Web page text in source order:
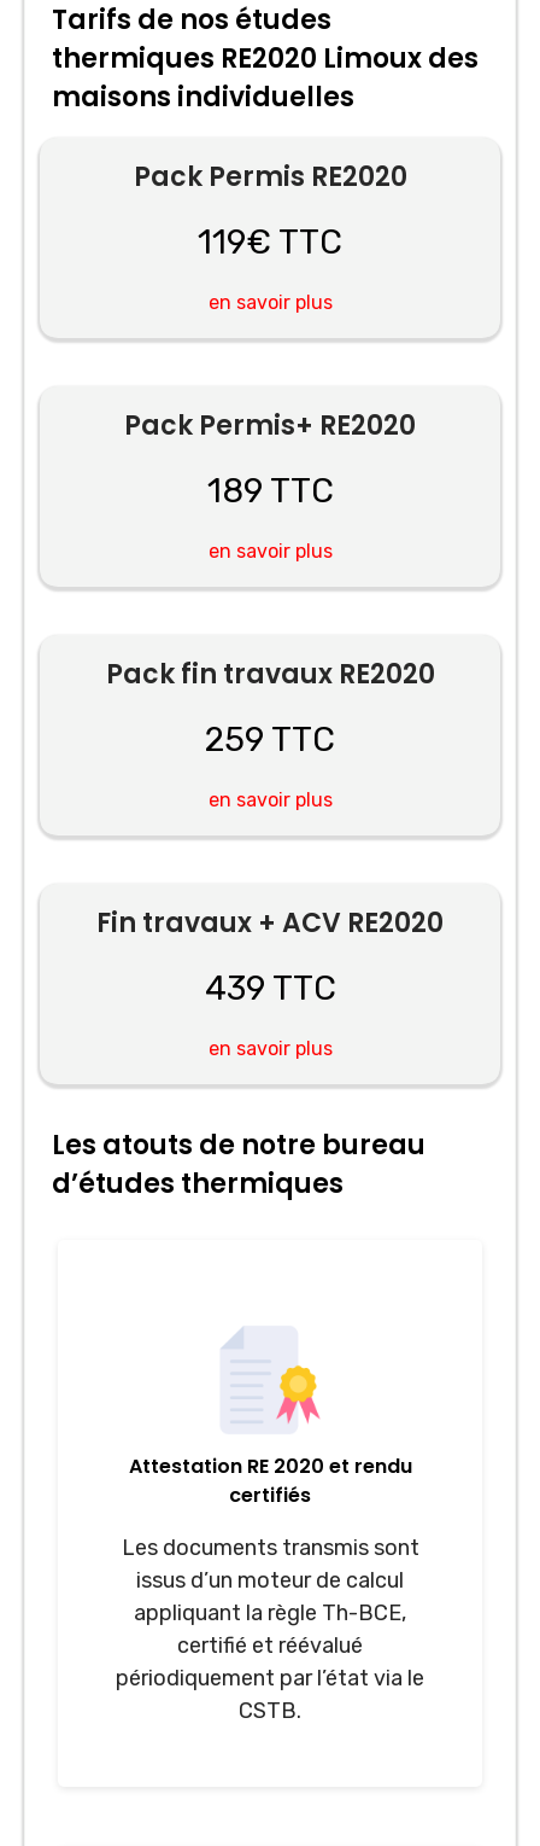
Tarifs de nos études
thermiques RE2020 Limoux des
maisons individuelles
Pack Permis RE2020
119€ TTC
en savoir plus
Pack Permis+ RE2020
189 TTC
en savoir plus
Pack fin travaux RE2020
259 TTC
en savoir plus
Fin travaux + ACV RE2020
439 TTC
en savoir plus
Les atouts de notre bureau
d’études thermiques
Attestation RE 2020 et rendu
certifiés
Les documents transmis sont
issus d’un moteur de calcul
appliquant la règle Th-BCE,
certifié et réévalué
périodiquement par l’état via le
CSTB.